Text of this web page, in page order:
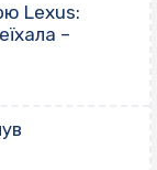
Lexus:
–